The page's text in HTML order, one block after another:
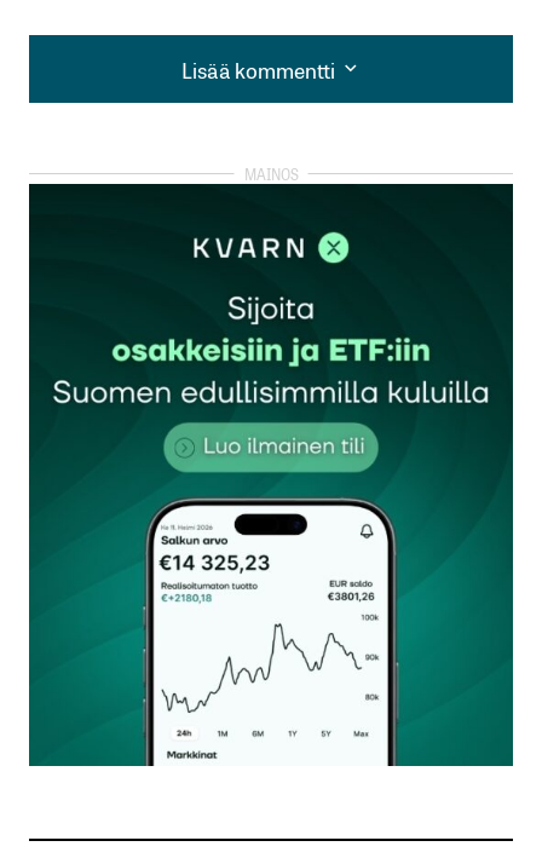
Lisää kommentti
Lisää kommentti
kirjautua
rekisteröityä
Sähköpostiosoitettasi ei julkaista.Pakolliset
kentät on merkitty*
Kommentti*
Nimesi tai nimimerkkisi
Sähköpostiosoitteesi
Tilaa SalkunRakentajan uutiskirje